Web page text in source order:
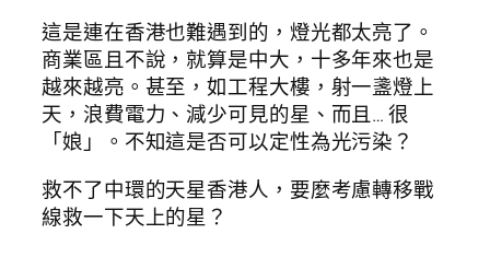
這是連在香港也難遇到的，燈光都太亮了。
商業區且不說，就算是中大，十多年來也是
越來越亮。甚至，如工程大樓，射一盞燈上
天，浪費電力、減少可見的星、而且… 很
「娘」。不知這是否可以定性為光污染？
救不了中環的天星香港人，要麼考慮轉移戰
線救一下天上的星？